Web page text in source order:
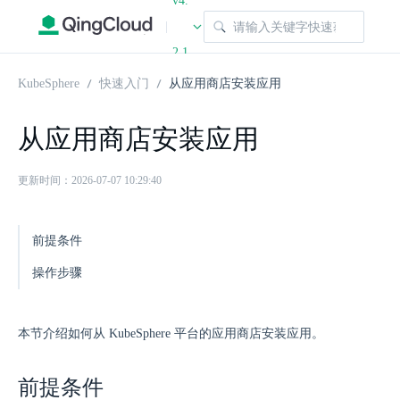
|
2.1
KubeSphere 快速入门 从应用商店安装应用
从应用商店安装应用
更新时间：2026-07-07 10:29:40
前提条件
操作步骤
本节介绍如何从 KubeSphere 平台的应用商店安装应用。
前提条件